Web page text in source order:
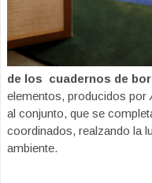
de los cuadernos de
elementos, producidos por
al conjunto, que se
coordinados, realzando la
ambiente.